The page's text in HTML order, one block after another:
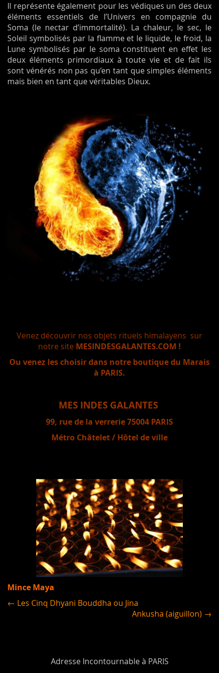
Il représente également pour les védiques un des deux
éléments essentiels de l’Univers en compagnie du
Soma (le nectar d’immortalité). La chaleur, le sec, le
Soleil symbolisés par la flamme et le liquide, le froid, la
Lune symbolisés par le soma constituent en effet les
deux éléments primordiaux à toute vie et de fait ils
sont vénérés non pas qu’en tant que simples éléments
mais bien en tant que véritables Dieux.
Venez découvrir nos objets rituels himalayens sur
notre site MESINDESGALANTES.COM !
Ou venez les choisir dans notre boutique du Marais
à PARIS.
MES INDES GALANTES
99, rue de la verrerie 75004 PARIS
Métro Châtelet / Hôtel de ville
Mince Maya
← Les Cinq Dhyani Bouddha ou Jina
Ankusha (aiguillon) →
Adresse Incontournable à PARIS